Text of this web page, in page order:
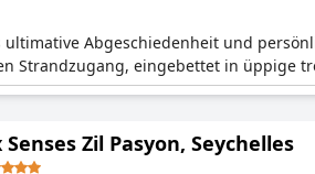
ultimative Abgeschiedenheit und
Strandzugang, eingebettet in üppige
Senses Zil Pasyon, Seychelles